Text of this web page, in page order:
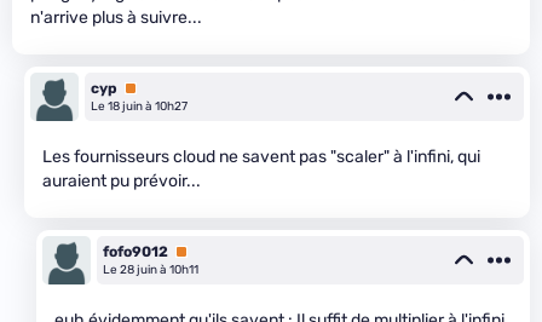
n'arrive plus à suivre...
cyp
Premium
Le 18 juin à 10h27
Les fournisseurs cloud ne savent pas "scaler" à l'infini, qui
auraient pu prévoir...
fofo9012 Premium
Le 28 juin à 10h11